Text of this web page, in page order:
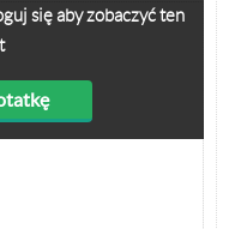
się aby zobaczyć ten